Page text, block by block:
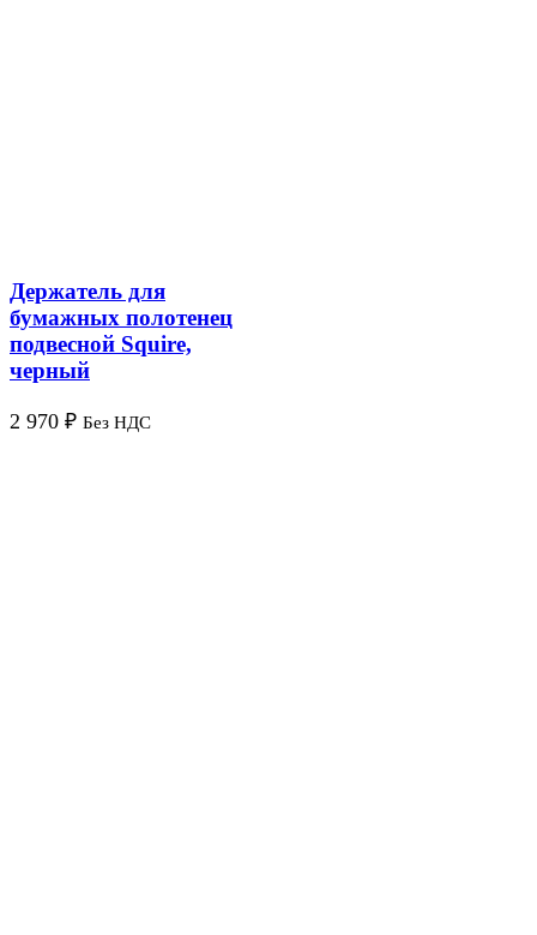
Держатель для
бумажных полотенец
подвесной Squire,
черный
2 970 ₽ Без НДС